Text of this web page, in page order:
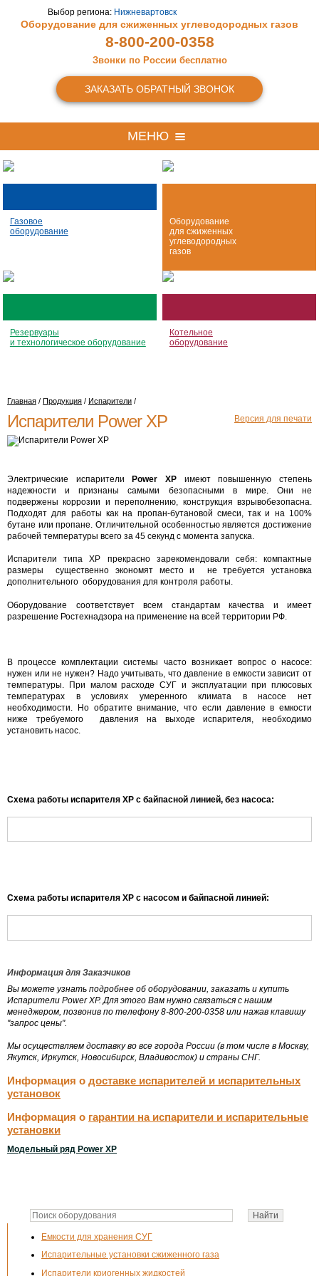
Выбор региона: Нижневартовск
Оборудование для сжиженных углеводородных газов
8-800-200-0358
Звонки по России бесплатно
ЗАКАЗАТЬ ОБРАТНЫЙ ЗВОНОК
МЕНЮ
Газовое
оборудование
Оборудование
для сжиженных
углеводородных
газов
Резервуары
и технологическое оборудование
Котельное
оборудование
Емкости для хранения СУГ
Испарительные установки сжиженного газа
Испарители криогенных жидкостей
Главная / Продукция / Испарители /
Версия для печати
Испарители Power XP
Электрические испарители Power XP имеют повышенную степень
надежности и признаны самыми безопасными в мире. Они не
подвержены коррозии и переполнению, конструкция взрывобезопасна.
Подходят для работы как на пропан-бутановой смеси, так и на 100%
бутане или пропане. Отличительной особенностью является достижение
рабочей температуры всего за 45 секунд с момента запуска.
Испарители типа ХР прекрасно зарекомендовали себя: компактные
размеры существенно экономят место и не требуется установка
дополнительного оборудования для контроля работы.
Оборудование соответствует всем стандартам качества и имеет
разрешение Ростехнадзора на применение на всей территории РФ.
В процессе комплектации системы часто возникает вопрос о насосе:
нужен или не нужен? Надо учитывать, что давление в емкости зависит от
температуры. При малом расходе СУГ и эксплуатации при плюсовых
температурах в условиях умеренного климата в насосе нет
необходимости. Но обратите внимание, что если давление в емкости
ниже требуемого давления на выходе испарителя, необходимо
установить насос.
Схема работы испарителя ХР с байпасной линией, без насоса:
Схема работы испарителя ХР с насосом и байпасной линией:
Информация для Заказчиков
Вы можете узнать подробнее об оборудовании, заказать и купить
Испарители Power XP. Для этого Вам нужно связаться с нашим
менеджером, позвонив по телефону 8-800-200-0358 или нажав клавишу
"запрос цены".
Мы осуществляем доставку во все города России (в том числе в Москву,
Якутск, Иркутск, Новосибирск, Владивосток) и страны СНГ.
Информация о доставке испарителей и испарительных
установок
Информация о гарантии на испарители и испарительные
установки
Модельный ряд Power XP